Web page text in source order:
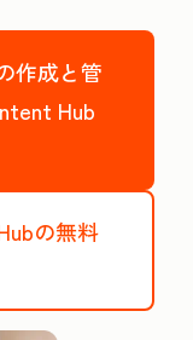
作成と管
Hub
の無料